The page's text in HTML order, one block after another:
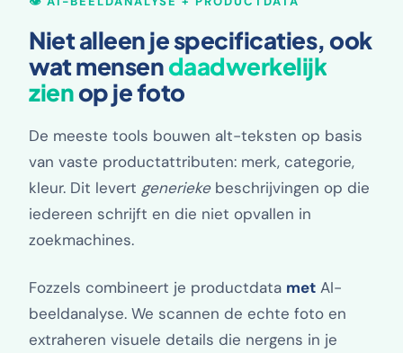
Niet alleen je specificaties, ook
wat mensendaadwerkelijk
zienop je foto
De meeste tools bouwen alt-teksten op basis
van vaste productattributen: merk, categorie,
kleur. Dit levert generiekebeschrijvingen op die
iedereen schrijft en die niet opvallen in
zoekmachines.
Fozzels combineert je productdata met AI-
beeldanalyse. We scannen de echte foto en
extraheren visuele details die nergens in je